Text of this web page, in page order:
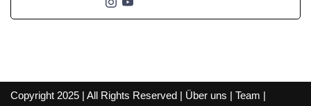
Copyright 2025 | All Rights Reserved | Über uns | Team |